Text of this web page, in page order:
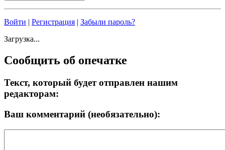
Войти | Регистрация | Забыли пароль?
Загрузка...
Сообщить об опечатке
Текст, который будет отправлен нашим
редакторам:
Ваш комментарий (необязательно):